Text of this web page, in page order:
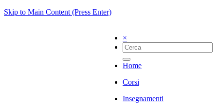
Skip to Main Content (Press Enter)
×
Home
Corsi
Insegnamenti